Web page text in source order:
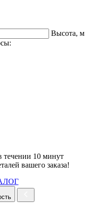
Высота, м
10 минут
вашего заказа!